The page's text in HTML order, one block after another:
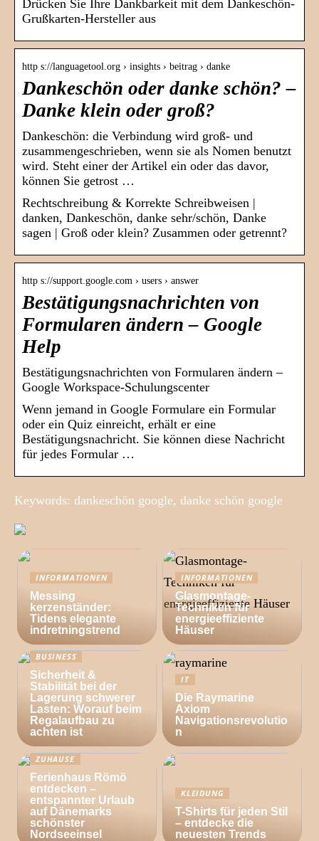
Drücken Sie Ihre Dankbarkeit mit dem Dankeschön-
Grußkarten-Hersteller aus
http s://languagetool.org › insights › beitrag › danke
Dankeschön oder danke schön? –
Danke klein oder groß?
Dankeschön: die Verbindung wird groß- und
zusammengeschrieben, wenn sie als Nomen benutzt
wird. Steht einer der Artikel ein oder das davor,
können Sie getrost …
Rechtschreibung & Korrekte Schreibweisen |
danken, Dankeschön, danke sehr/schön, Danke
sagen | Groß oder klein? Zusammen oder getrennt?
http s://support.google.com › users › answer
Bestätigungsnachrichten von
Formularen ändern – Google
Help
Bestätigungsnachrichten von Formularen ändern –
Google Workspace-Schulungscenter
Wenn jemand in Google Formulare ein Formular
oder ein Quiz einreicht, erhält er eine
Bestätigungsnachricht. Sie können diese Nachricht
für jedes Formular …
Keywords: dankeschön google, danke schön google
INFORMATIONEN
Messing
kerzenständer:
Tidens elegante
indretningstrend
INFORMATIONEN
Glasmontage-
Techniken für
energieeffiziente
Häuser
BUSINESS
Sicherheit &
Stabilität bei der
Lagerung schwerer
Lasten: Worauf beim
Regalaufbau zu
achten ist
IT
Die Raymarine
Axiom
Navigationsrevolutio
n
ZUHAUSE
Ferienhaus Römö
entdecken –
entspannter Urlaub
auf Dänemarks
schönster
Nordseeinsel
KLEIDUNG
T-Shirts für jeden Stil
– entdecke die
neuesten Trends